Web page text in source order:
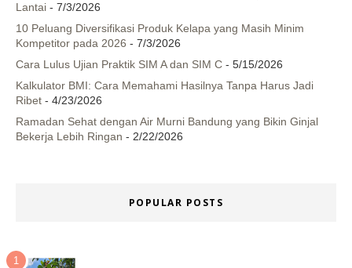
Lantai - 7/3/2026
10 Peluang Diversifikasi Produk Kelapa yang Masih Minim
Kompetitor pada 2026 - 7/3/2026
Cara Lulus Ujian Praktik SIM A dan SIM C - 5/15/2026
Kalkulator BMI: Cara Memahami Hasilnya Tanpa Harus Jadi
Ribet - 4/23/2026
Ramadan Sehat dengan Air Murni Bandung yang Bikin Ginjal
Bekerja Lebih Ringan - 2/22/2026
POPULAR POSTS